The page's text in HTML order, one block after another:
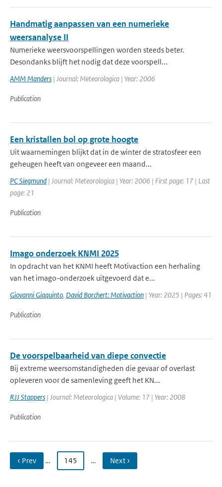
Handmatig aanpassen van een numerieke
weersanalyse II
Numerieke weersvoorspellingen worden steeds beter.
Desondanks blijft het nodig dat deze voorspell...
AMM Manders | Journal: Meteorologica | Year: 2006
Publication
Een kristallen bol op grote hoogte
Uit waarnemingen blijkt dat in de winter de stratosfeer een
geheugen heeft van ongeveer een maand...
PC Siegmund | Journal: Meteorologica | Year: 2006 | First page: 17 | Last
page: 21
Publication
Imago onderzoek KNMI 2025
In opdracht van het KNMI heeft Motivaction een herhaling
van het imago-onderzoek uitgevoerd dat e...
Giovanni Giaquinto, David Borchert: Motivaction | Year: 2025 | Pages: 41
Publication
De voorspelbaarheid van diepe convectie
Bij extreme weersomstandigheden die gevaar of overlast
opleveren voor de samenleving geeft het KN...
RJJ Stappers | Journal: Meteorologica | Volume: 17 | Year: 2008
Publication
‹ Prev … 145 … Next ›